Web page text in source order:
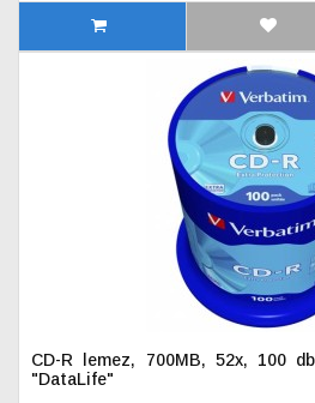
CD-R lemez, 700MB, 52x, 100
"DataLife"